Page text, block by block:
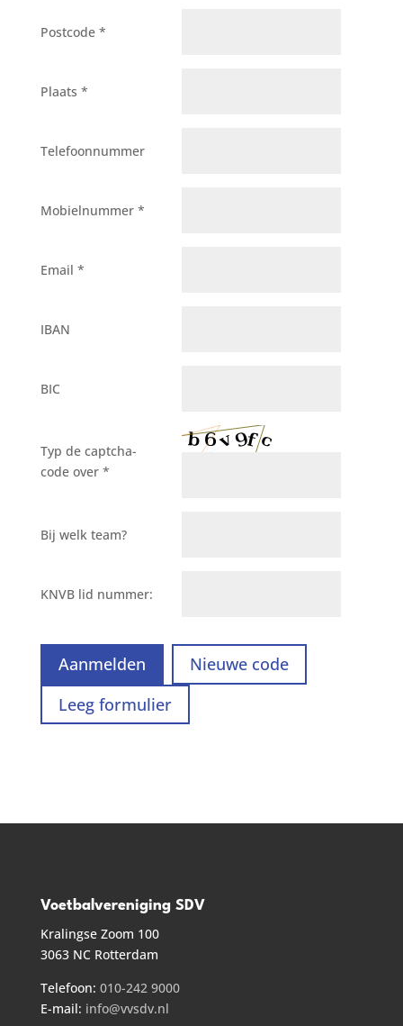
Postcode *
Plaats *
Telefoonnummer
Mobielnummer *
Email *
IBAN
BIC
Typ de captcha-
code over *
Bij welk team?
KNVB lid nummer:
Voetbalvereniging SDV
Kralingse Zoom 100
3063 NC Rotterdam
Telefoon: 010-242 9000
E-mail: info@vvsdv.nl